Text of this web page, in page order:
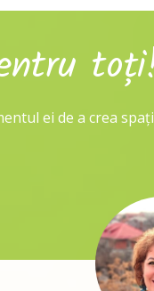
ei de a crea